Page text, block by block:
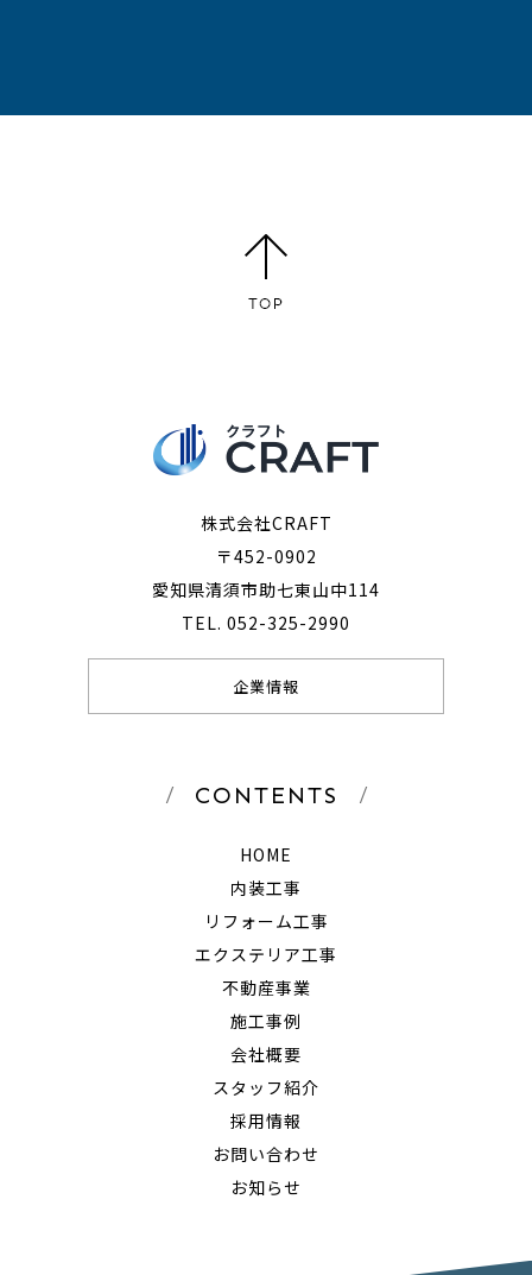
株式会社CRAFT
〒452-0902
愛知県清須市助七東山中114
TEL. 052-325-2990
企業情報
CONTENTS
HOME
内装工事
リフォーム工事
エクステリア工事
不動産事業
施工事例
会社概要
スタッフ紹介
採用情報
お問い合わせ
お知らせ